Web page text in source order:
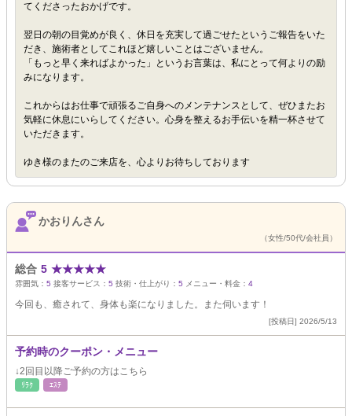
てくださったおかげです。
翌日の朝の目覚めが良く、休日を充実して過ごせたというご報告をいた
だき、施術者としてこれほど嬉しいことはございません。
「もっと早く来ればよかった」というお言葉は、私にとって何よりの励
みになります。
これからはお仕事で頑張るご自身へのメンテナンスとして、ぜひまたお
気軽に休息にいらしてください。心身を整えるお手伝いを精一杯させて
いただきます。
ゆき様のまたのご来店を、心よりお待ちしております
かおりんさん
（女性/50代/会社員）
総合 5 ★★★★★
雰囲気： 5 接客サービス： 5 技術・仕上がり： 5 メニュー・料金： 4
今回も、癒されて、身体も楽になりました。また伺います！
[投稿日] 2026/5/13
予約時のクーポン・メニュー
↓2回目以降ご予約の方はこちら
ﾘﾗｸ ｴｽﾃ